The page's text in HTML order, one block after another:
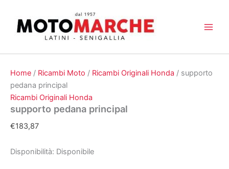
contenuto
Home / Ricambi Moto / Ricambi Originali Honda / supporto
pedana principal
Ricambi Originali Honda
supporto pedana principal
€183,87
Disponibilità: Disponibile